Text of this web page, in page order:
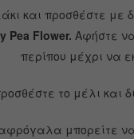
και προσθέστε με
Pea Flower. Αφήστε
περίπου μέχρι να
το μέλι και
μπορείτε